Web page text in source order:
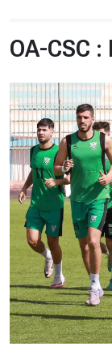
OA-CSC